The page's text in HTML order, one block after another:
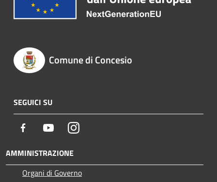
Comune di Concesio
SEGUICI SU
Facebook YoutubeInstagram
AMMINISTRAZIONE
Organi di Governo